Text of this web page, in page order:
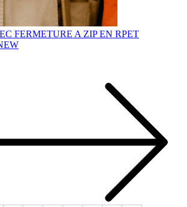
FERMETURE A ZIP EN RPET